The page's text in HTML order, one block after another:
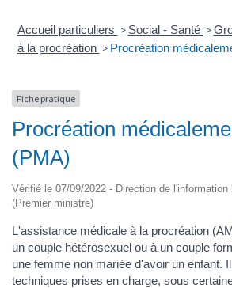
Accueil particuliers > Social - Santé >
à la procréation > Procréation
Fiche pratique
Procréation
(PMA)
Vérifié le 07/09/2022 - Direction de
(Premier ministre)
L'assistance médicale à la procréation
un couple hétérosexuel ou à un couple
une femme non mariée d'avoir un enfant.
techniques prises en charge, sous